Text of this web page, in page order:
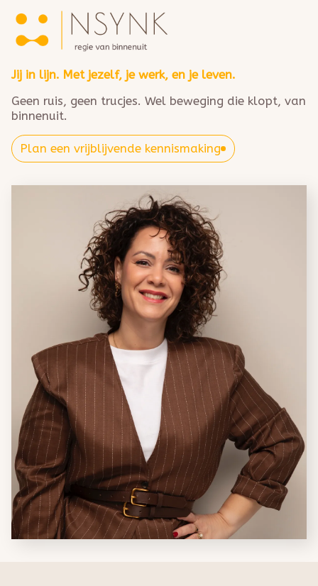
Over NSYNK
Trajecten
Metavital Human Expert-technologie
Bedrijfstrajecten
Teams & Organisaties
Reviews
Blogs
Contact
NSYNK
Jij in lijn. Met jezelf, je werk, en je leven.
Geen ruis, geen trucjes. Wel beweging die klopt, van
binnenuit.
Plan een vrijblijvende kennismaking